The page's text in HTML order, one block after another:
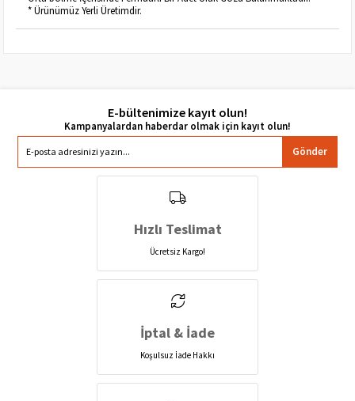
* Ürünümüz Yerli Üretimdir.
E-bültenimize kayıt olun!
Gönder
Hızlı Teslimat
Ücretsiz Kargo!
İptal & İade
Koşulsuz İade Hakkı